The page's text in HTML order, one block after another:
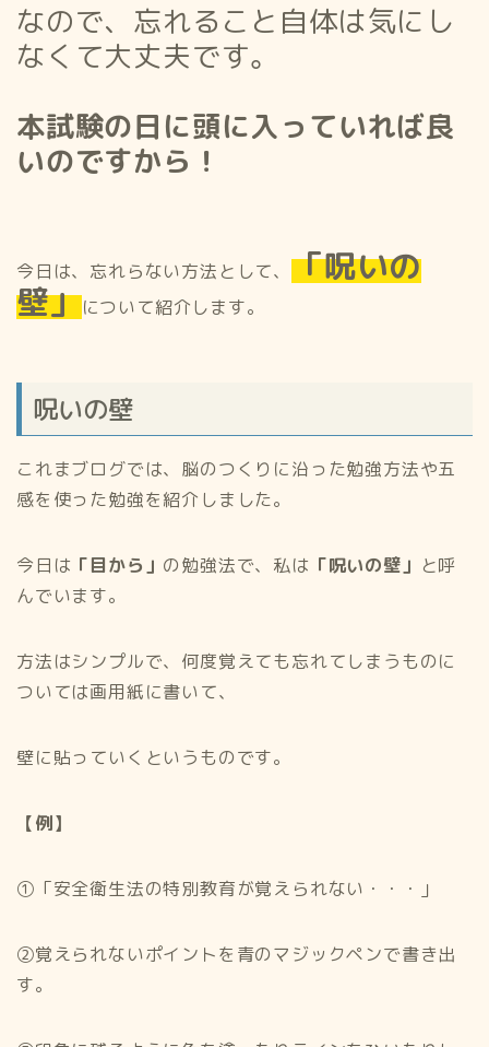
なので、忘れること自体は気にし
なくて大丈夫です。
本試験の日に頭に入っていれば良
いのですから！
今日は、忘れらない方法として、 「呪いの
壁」について紹介します。
呪いの壁
これまブログでは、脳のつくりに沿った勉強方法や五
感を使った勉強を紹介しました。
今日は 「目から」 の勉強法で、私は 「呪いの壁」 と呼
んでいます。
方法はシンプルで、何度覚えても忘れてしまうものに
ついては画用紙に書いて、
壁に貼っていくというものです。
【例】
①「安全衛生法の特別教育が覚えられない・・・」
②覚えられないポイントを青のマジックペンで書き出
す。